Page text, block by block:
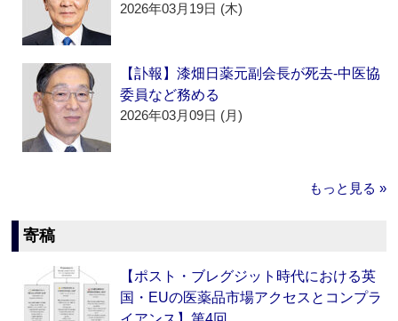
2026年03月19日 (木)
【訃報】漆畑日薬元副会長が死去‐中医協
委員など務める
2026年03月09日 (月)
もっと見る »
寄稿
【ポスト・ブレグジット時代における英
国・EUの医薬品市場アクセスとコンプラ